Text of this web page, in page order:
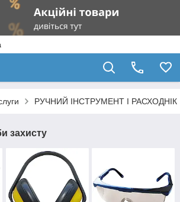
РУЧНИЙ ІНСТРУМЕНТ І РАСХОДНІК
захисту